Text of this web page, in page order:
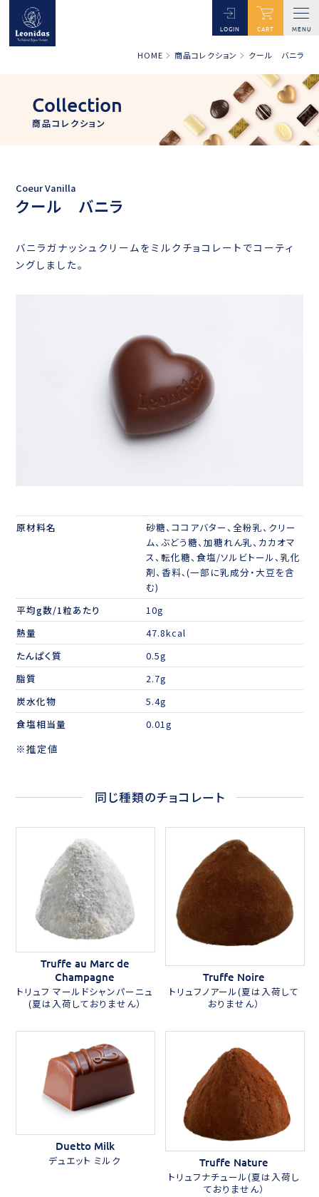
LOGIN CART MENU
HOME 商品コレクション クール バニラ
Collection
商品コレクション
Coeur Vanilla
クール バニラ
バニラガナッシュクリームをミルクチョコレートでコーティ
ングしました。
原材料名
砂糖、ココアバター、全粉乳、クリー
ム、ぶどう糖、加糖れん乳、カカオマ
ス、転化糖、食塩/ソルビトール、乳化
剤、香料､(一部に乳成分・大豆を含
む)
平均g数/1粒あたり
10g
熱量
47.8kcal
たんぱく質
0.5g
脂質
2.7g
炭水化物
5.4g
食塩相当量
0.01g
※推定値
同じ種類のチョコレート
Truffe au Marc de
Champagne
トリュフ マールドシャンパーニュ
(夏は入荷しておりません）
Truffe Noire
トリュフノアール(夏は入荷して
おりません）
Duetto Milk
デュエット ミルク Truffe Nature
トリュフナチュール(夏は入荷し
ておりません）